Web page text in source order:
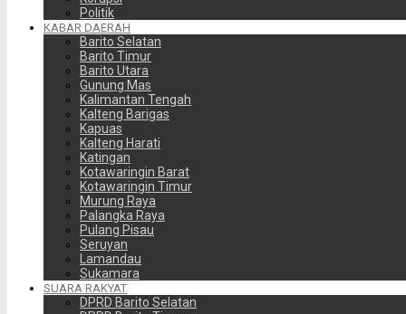
Politik
KABAR DAERAH
Barito Selatan
Barito Timur
Barito Utara
Gunung Mas
Kalimantan Tengah
Kalteng Barigas
Kapuas
Kalteng Harati
Katingan
Kotawaringin Barat
Kotawaringin Timur
Murung Raya
Palangka Raya
Pulang Pisau
Seruyan
Lamandau
Sukamara
SUARA RAKYAT
DPRD Barito Selatan